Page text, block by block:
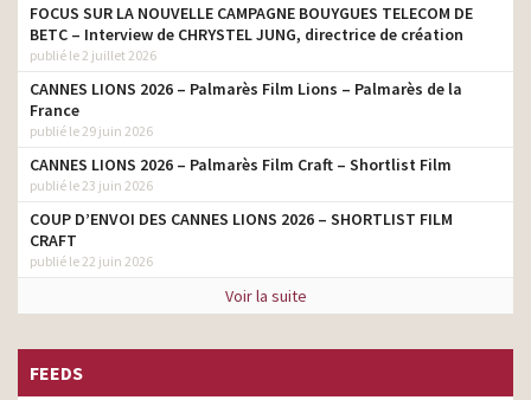
FOCUS SUR LA NOUVELLE CAMPAGNE BOUYGUES TELECOM DE
BETC – Interview de CHRYSTEL JUNG, directrice de création
publié le 2 juillet 2026
CANNES LIONS 2026 – Palmarès Film Lions – Palmarès de la
France
publié le 29 juin 2026
CANNES LIONS 2026 – Palmarès Film Craft – Shortlist Film
publié le 23 juin 2026
COUP D’ENVOI DES CANNES LIONS 2026 – SHORTLIST FILM
CRAFT
publié le 22 juin 2026
Voir la suite
FEEDS